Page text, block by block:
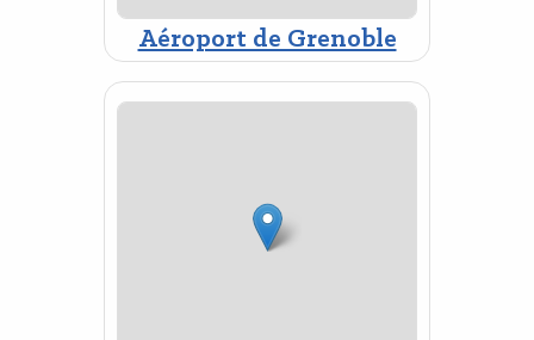
Aéroport de Grenoble